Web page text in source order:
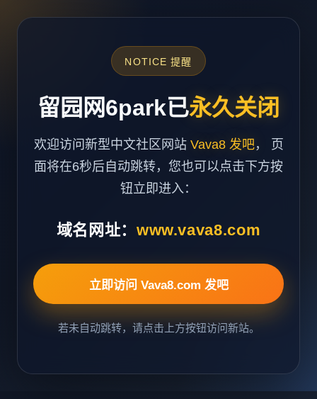
NOTICE 提醒
留园网6park已永久关闭
欢迎访问新型中文社区网站 Vava8 发吧， 页
面将在6秒后自动跳转，您也可以点击下方按
钮立即进入：
域名网址： www.vava8.com
立即访问 Vava8.com 发吧
若未自动跳转，请点击上方按钮访问新站。